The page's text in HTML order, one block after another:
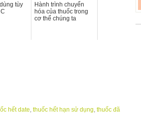
tùy
Hành trình chuyển
hóa của thuốc trong
cơ thể chúng ta
hết date, thuốc hết hạn sử dụng, thuốc đã